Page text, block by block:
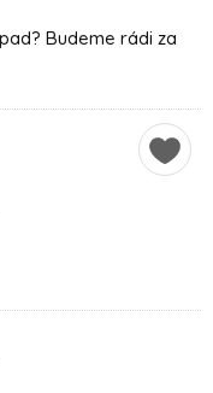
Budeme rádi za